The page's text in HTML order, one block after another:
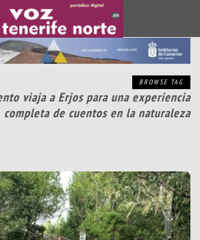
BROWSE TAG
viaja a Erjos para una experiencia
completa de cuentos en la naturaleza